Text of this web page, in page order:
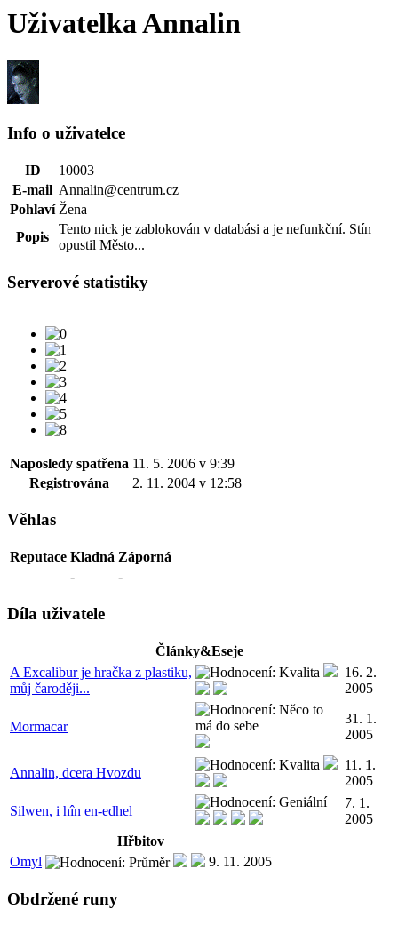
Uživatelka Annalin
Info o uživatelce
ID
10003
E-mail Annalin@centrum.cz
Pohlaví Žena
Popis
Tento nick je zablokován v databási a je nefunkční. Stín
opustil Město...
Serverové statistiky
Naposledy spatřena 11. 5. 2006 v 9:39
Registrována
2. 11. 2004 v 12:58
Věhlas
Reputace Kladná Záporná
-
-
Díla uživatele
Články&Eseje
A Excalibur je hračka z plastiku,
můj čaroději...
16. 2.
2005
Mormacar
31. 1.
2005
Annalin, dcera Hvozdu
11. 1.
2005
Silwen, i hîn en-edhel
7. 1.
2005
Hřbitov
Omyl
9. 11. 2005
Obdržené runy